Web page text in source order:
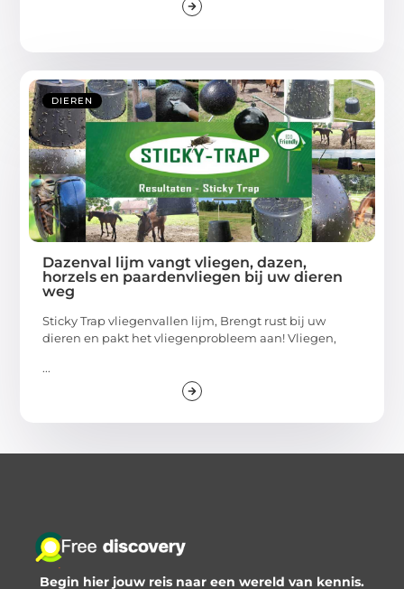
DIEREN
Dazenval lijm vangt vliegen, dazen,
horzels en paardenvliegen bij uw dieren
weg
Sticky Trap vliegenvallen lijm, Brengt rust bij uw
dieren en pakt het vliegenprobleem aan! Vliegen,
...
Begin hier jouw reis naar een wereld van kennis.